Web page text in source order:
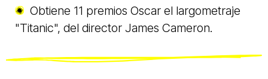
Obtiene 11 premios Oscar el largometraje
"Titanic", del director James Cameron.